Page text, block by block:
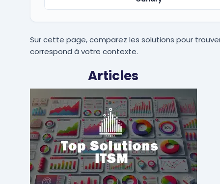
Sur cette page, comparez les solutions pour
correspond à votre contexte.
Articles